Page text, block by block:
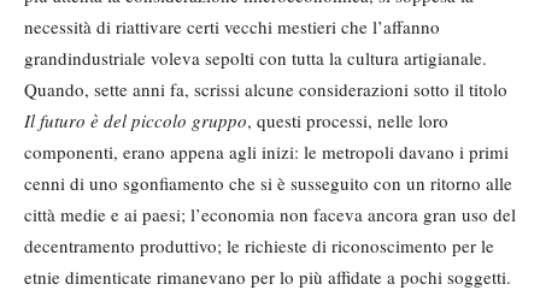
necessità di riattivare certi vecchi mestieri che l’affanno
grandindustriale voleva sepolti con tutta la cultura artigianale.
Quando, sette anni fa, scrissi alcune considerazioni sotto il titolo
Il futuro è del piccolo gruppo, questi processi, nelle loro
componenti, erano appena agli inizi: le metropoli davano i primi
cenni di uno sgonfiamento che si è susseguito con un ritorno alle
città medie e ai paesi; l’economia non faceva ancora gran uso del
decentramento produttivo; le richieste di riconoscimento per le
etnie dimenticate rimanevano per lo più affidate a pochi soggetti.